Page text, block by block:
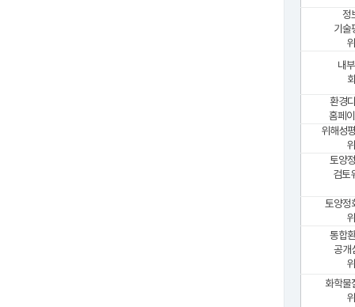
정
기술
내
환경
홈페
위해성
토양
검토
토양정
통합
공개
화학물